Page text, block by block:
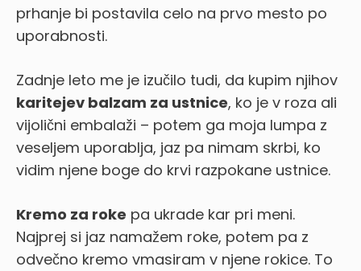
prhanje bi postavila celo na prvo mesto po
uporabnosti.
Zadnje leto me je izučilo tudi, da kupim njihov
karitejev balzam za ustnice, ko je v roza ali
vijolični embalaži – potem ga moja lumpa z
veseljem uporablja, jaz pa nimam skrbi, ko
vidim njene boge do krvi razpokane ustnice.
Kremo za roke pa ukrade kar pri meni.
Najprej si jaz namažem roke, potem pa z
odvečno kremo vmasiram v njene rokice. To